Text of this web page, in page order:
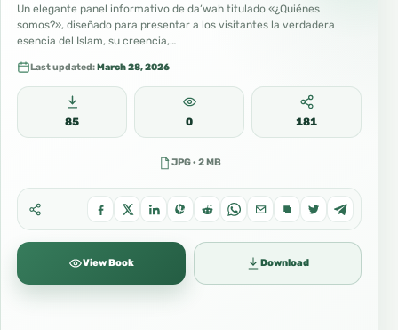
Un elegante panel informativo de da‘wah titulado «¿Quiénes
somos?», diseñado para presentar a los visitantes la verdadera
esencia del Islam, su creencia,…
Last updated:March 28, 2026
85 0 181
JPG · 2 MB
View Book Download